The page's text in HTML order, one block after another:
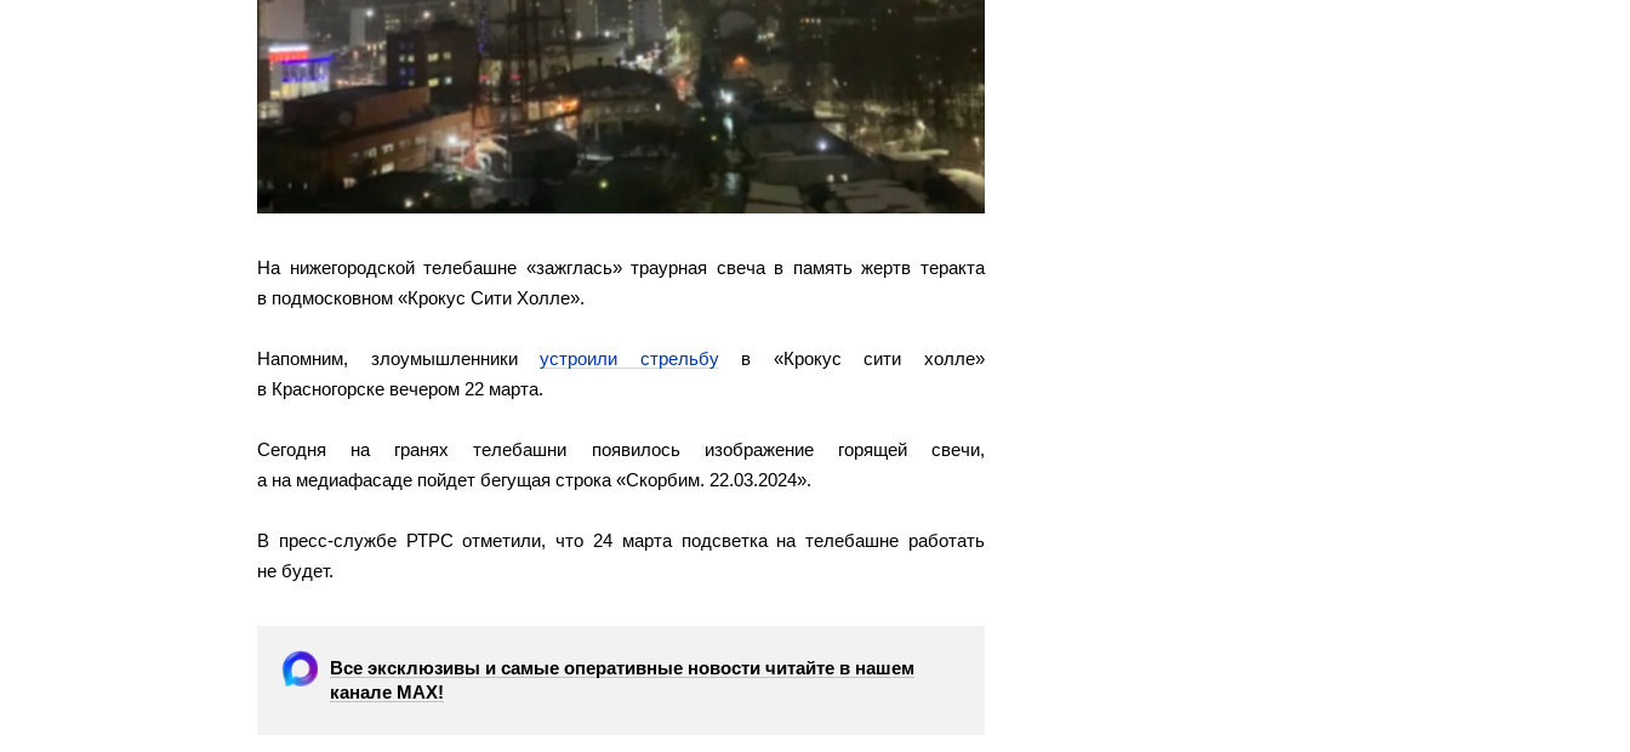
На нижегородской телебашне «зажглась» траурная свеча в память жертв теракта
в подмосковном «Крокус Сити Холле».
Напомним, злоумышленникиустроили стрельбув «Крокус сити холле»
в Красногорске вечером 22 марта.
Сегодня на гранях телебашни появилось изображение горящей свечи,
а на медиафасаде пойдет бегущая строка «Скорбим. 22.03.2024».
В пресс-службе РТРС отметили, что 24 марта подсветка на телебашне работать
не будет.
Все эксклюзивы и самые оперативные новости читайте в нашем
канале МАХ!